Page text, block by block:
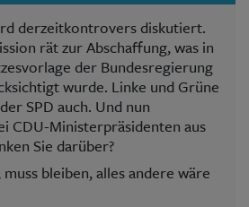
derzeitkontrovers diskutiert.
rät zur Abschaffung, was in
der Bundesregierung
wurde. Linke und Grüne
SPD auch. Und nun
CDU-Ministerpräsidenten aus
Sie darüber?
bleiben, alles andere wäre